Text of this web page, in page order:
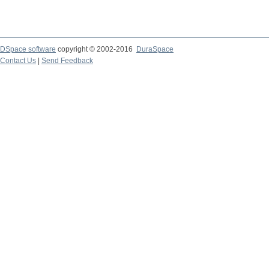
DSpace software copyright © 2002-2016
DuraSpace
Contact Us
Send Feedback